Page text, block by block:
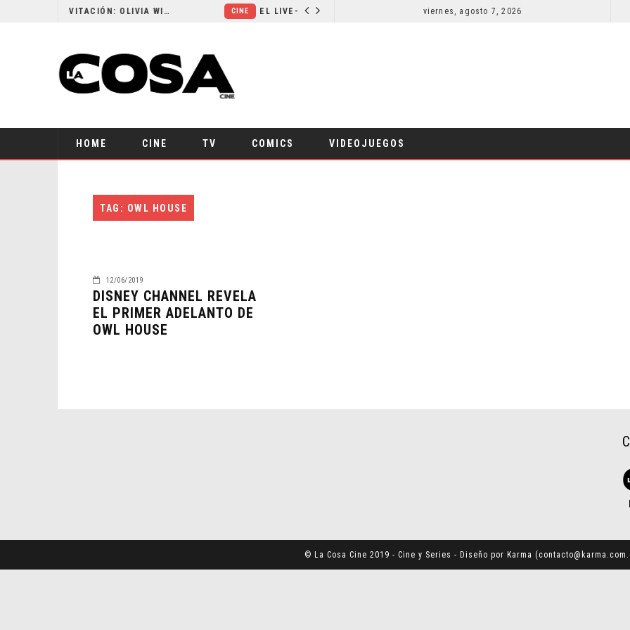
RESEÑA LA INVITACIÓN: OLIVIA WILDE REFLEXIONA SOBRE LA VIDA CONYUGAL CINE
viernes, agosto 7, 2026
HOME CINE TV COMICS VIDEOJUEGOS
TAG: OWL HOUSE
12/06/2019
DISNEY CHANNEL REVELA
EL PRIMER ADELANTO DE
OWL HOUSE
© La Cosa Cine 2019 - Cine y Series - Diseño por Karma (